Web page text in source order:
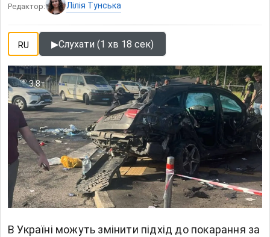
Редактор: Лілія Тунська
RU ▶Слухати (1 хв 18 сек)
3.8т
В Україні можуть змінити підхід до покарання за